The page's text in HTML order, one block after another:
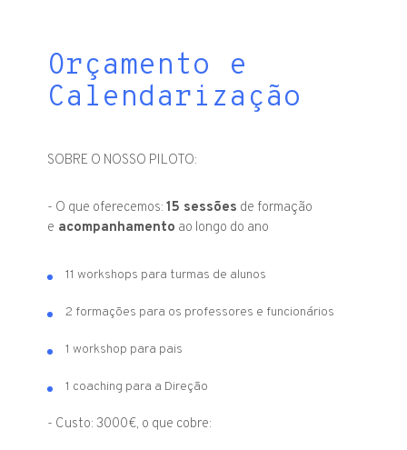
Orçamento e
Calendarização
SOBRE O NOSSO PILOTO:
- O que oferecemos:15 sessões de formação
e acompanhamento ao longo do ano
11 workshops para turmas de alunos
2 formações para os professores e funcionários
1 workshop para pais
1 coaching para a Direção
- Custo: 3000€, o que cobre: